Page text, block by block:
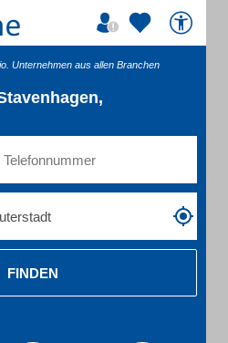
Unternehmen aus allen Branchen
FINDEN